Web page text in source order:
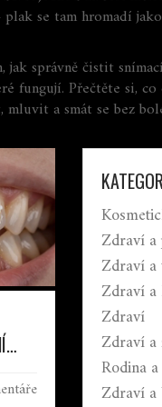
se tam hromadí
správně čistit
fungují. Přečtěte si,
mluvit a smát se bez
Zdraví a
Zdraví a
Zdraví a
Zdraví
Zdraví
Rodina
Zdraví a